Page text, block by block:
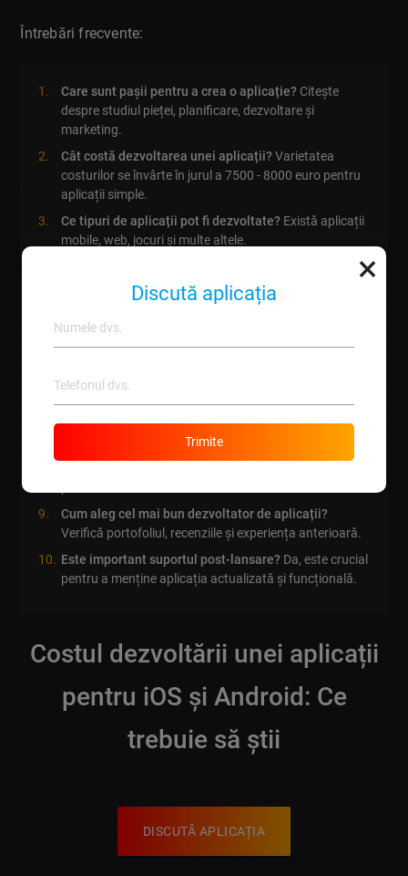
Întrebări frecvente:
Care sunt pașii pentru a crea o aplicație? Citește
despre studiul pieței, planificare, dezvoltare și
marketing.
Cât costă dezvoltarea unei aplicații?Varietatea
costurilor se învârte în jurul a 7500 - 8000 euro pentru
aplicații simple.
Ce tipuri de aplicații pot fi dezvoltate? Există aplicații
mobile, web, jocuri și multe altele.
complexitate, dar în medie 3-6 luni.
aplicații?iOS și Android sunt cele mai utilizate.
digital
, rețele sociale și SEO.
Ce rol joacă feedback-ul utilizatorilor?Este esențial
pentru îmbunătățirea aplicației și păstrarea interesului.
Care sunt caracteristicile esențiale ale unei
Cum aleg cel mai bun dezvoltator de aplicații?
Verifică portofoliul, recenziile și experiența anterioară.
Este important suportul post-lansare? Da, este crucial
pentru a menține aplicația actualizată și funcțională.
Costul dezvoltării unei aplicații
pentru iOS și Android: Ce
trebuie să știi
DISCUTĂ APLICAȚIA
×
Discută aplicația
Trimite